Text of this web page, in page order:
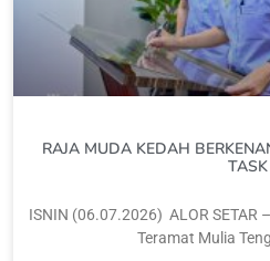
‎RAJA MUDA KEDAH
TASK
‎ISNIN (06.07.2026) ‎ ‎ALOR SETAR
Teramat Mulia